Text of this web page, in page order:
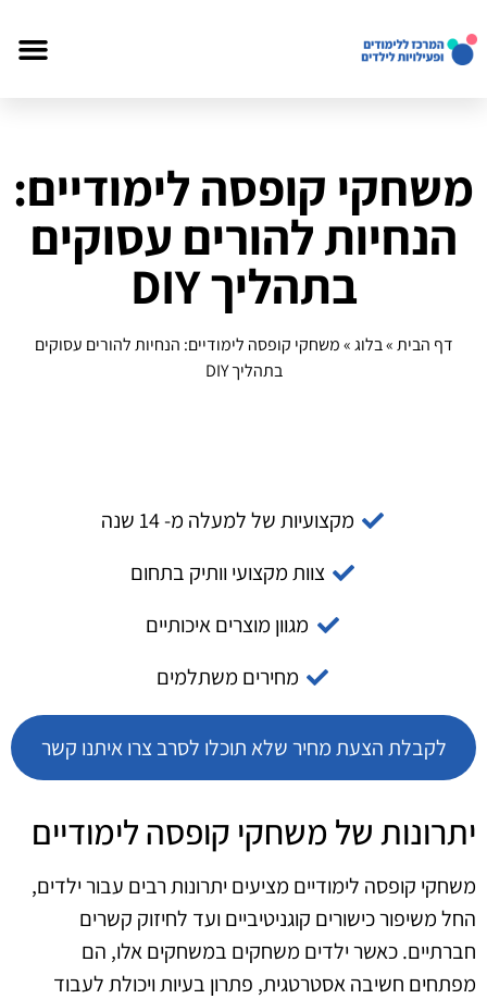
משחקי קופסה לימודיים:
הנחיות להורים עסוקים
בתהליך DIY
דף הבית»בלוג»משחקי קופסה לימודיים: הנחיות להורים עסוקים
בתהליך DIY
מקצועיות של למעלה מ- 14 שנה
צוות מקצועי וותיק בתחום
מגוון מוצרים איכותיים
מחירים משתלמים
לקבלת הצעת מחיר שלא תוכלו לסרב צרו איתנו קשר
יתרונות של משחקי קופסה לימודיים
משחקי קופסה לימודיים מציעים יתרונות רבים עבור ילדים,
החל משיפור כישורים קוגניטיביים ועד לחיזוק קשרים
חברתיים. כאשר ילדים משחקים במשחקים אלו, הם
מפתחים חשיבה אסטרטגית, פתרון בעיות ויכולת לעבוד